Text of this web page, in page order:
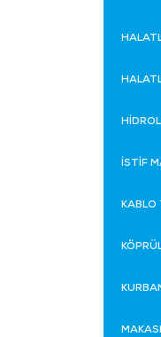
İSTİF
KABLO